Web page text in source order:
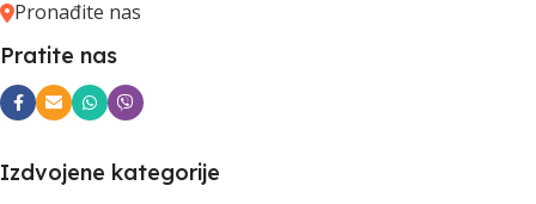
Pronađite nas
Pratite nas
Izdvojene kategorije